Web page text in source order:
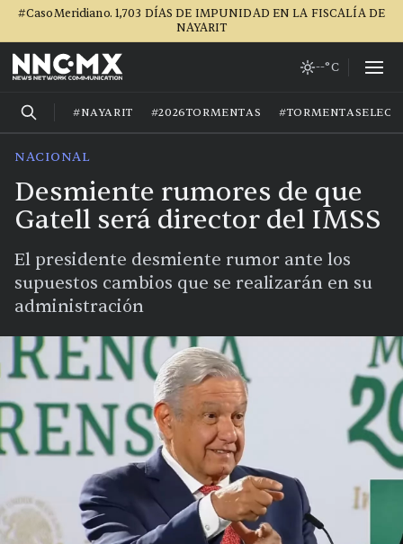
#CasoMeridiano. 1,703 DÍAS DE IMPUNIDAD EN LA FISCALÍA DE
NAYARIT
--°C
#NAYARIT #2026TORMENTAS
NACIONAL
Desmiente rumores de que
Gatell será director del IMSS
El presidente desmiente rumor ante los
supuestos cambios que se realizarán en su
administración